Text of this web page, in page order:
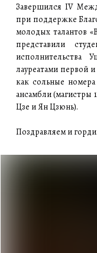
Завершился IV
при поддержке
молодых талантов
представили
исполнительства
лауреатами первой
как сольные
ансамбли (магистры
Цзе и Ян Цзюнь).
Поздравляем и